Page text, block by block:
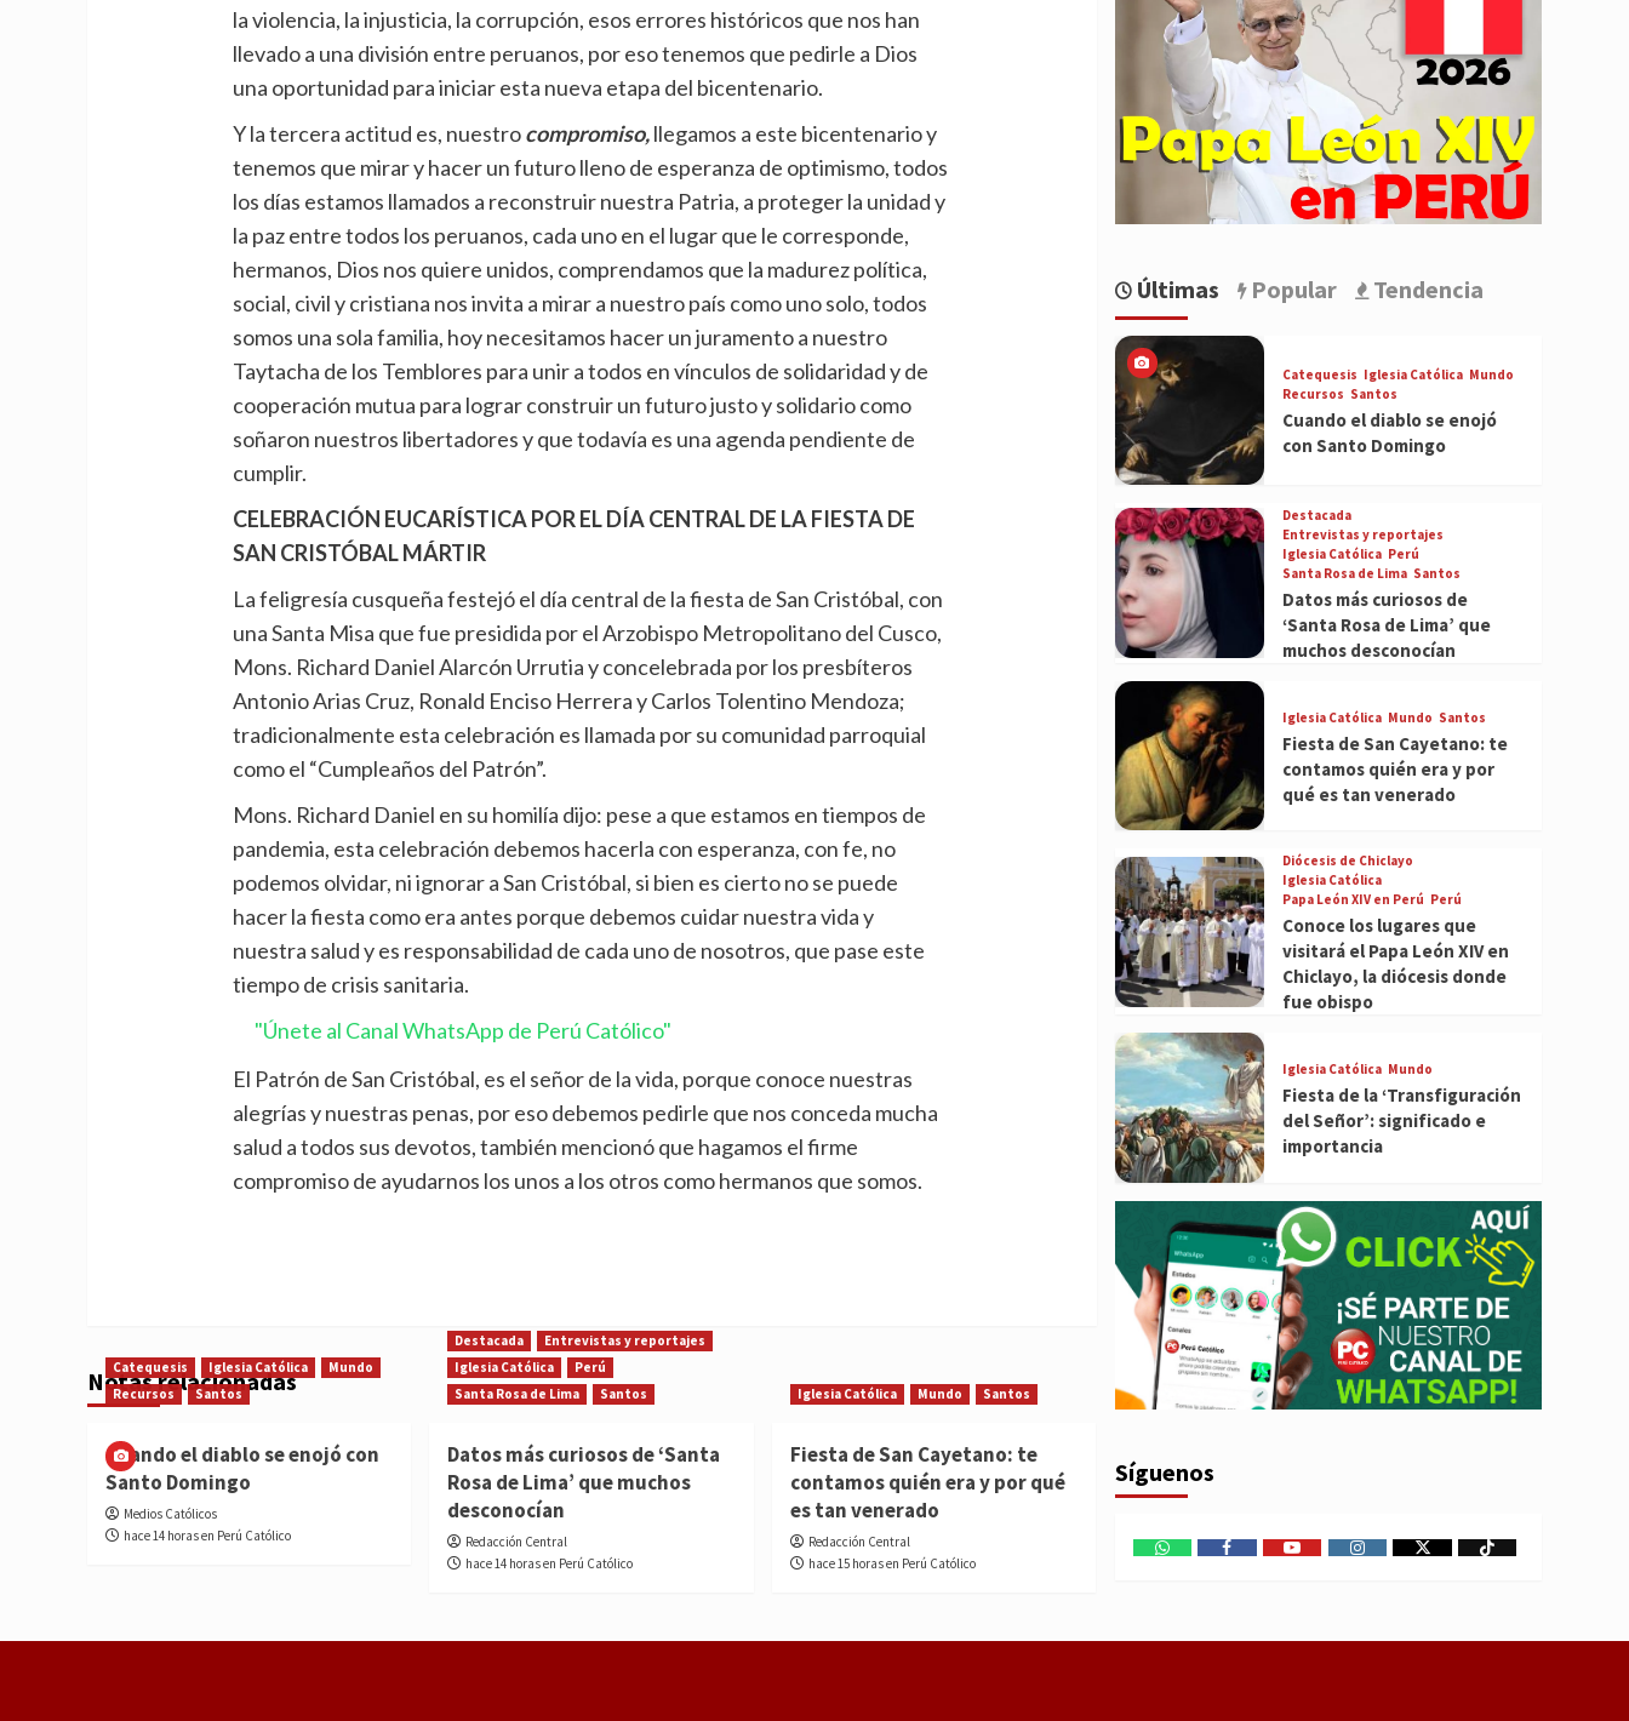
la violencia, la injusticia, la corrupción, esos errores históricos que nos han
llevado a una división entre peruanos, por eso tenemos que pedirle a Dios
una oportunidad para iniciar esta nueva etapa del bicentenario.
Y la tercera actitud es, nuestrocompromiso,llegamos a este bicentenario y
tenemos que mirar y hacer un futuro lleno de esperanza de optimismo, todos
los días estamos llamados a reconstruir nuestra Patria, a proteger la unidad y
la paz entre todos los peruanos, cada uno en el lugar que le corresponde,
hermanos, Dios nos quiere unidos, comprendamos que la madurez política,
social, civil y cristiana nos invita a mirar a nuestro país como uno solo, todos
somos una sola familia, hoy necesitamos hacer un juramento a nuestro
Taytacha de los Temblores para unir a todos en vínculos de solidaridad y de
cooperación mutua para lograr construir un futuro justo y solidario como
soñaron nuestros libertadores y que todavía es una agenda pendiente de
cumplir.
CELEBRACIÓN EUCARÍSTICA POR EL DÍA CENTRAL DE LA FIESTA DE
SAN CRISTÓBAL MÁRTIR
La feligresía cusqueña festejó el día central de la fiesta de San Cristóbal, con
una Santa Misa que fue presidida por el Arzobispo Metropolitano del Cusco,
Mons. Richard Daniel Alarcón Urrutia y concelebrada por los presbíteros
Antonio Arias Cruz, Ronald Enciso Herrera y Carlos Tolentino Mendoza;
tradicionalmente esta celebración es llamada por su comunidad parroquial
como el “Cumpleaños del Patrón”.
Mons. Richard Daniel en su homilía dijo: pese a que estamos en tiempos de
pandemia, esta celebración debemos hacerla con esperanza, con fe, no
podemos olvidar, ni ignorar a San Cristóbal, si bien es cierto no se puede
hacer la fiesta como era antes porque debemos cuidar nuestra vida y
nuestra salud y es responsabilidad de cada uno de nosotros, que pase este
tiempo de crisis sanitaria.
"Únete al Canal WhatsApp de Perú Católico"
El Patrón de San Cristóbal, es el señor de la vida, porque conoce nuestras
alegrías y nuestras penas, por eso debemos pedirle que nos conceda mucha
salud a todos sus devotos, también mencionó que hagamos el firme
compromiso de ayudarnos los unos a los otros como hermanos que somos.
Notas relacionadas
Catequesis Iglesia Católica
Mundo
Recursos
Santos
Cuando el diablo se enojó con
Santo Domingo
Medios Católicos
hace 14 horas en Perú Católico
Destacada
Entrevistas y reportajes
Iglesia Católica
Perú
Santa Rosa de Lima
Santos
Datos más curiosos de ‘Santa
Rosa de Lima’ que muchos
desconocían
Redacción Central
hace 14 horas en Perú Católico
Iglesia Católica Mundo Santos
Fiesta de San Cayetano: te
contamos quién era y por qué
es tan venerado
Redacción Central
hace 15 horas en Perú Católico
Últimas Popular Tendencia
Catequesis Iglesia Católica Mundo
Recursos Santos
Cuando el diablo se enojó
con Santo Domingo
Destacada
Entrevistas y reportajes
Iglesia Católica Perú
Santa Rosa de Lima Santos
Datos más curiosos de
‘Santa Rosa de Lima’ que
muchos desconocían
Iglesia Católica Mundo Santos
Fiesta de San Cayetano: te
contamos quién era y por
qué es tan venerado
Diócesis de Chiclayo
Iglesia Católica
Papa León XIV en Perú Perú
Conoce los lugares que
visitará el Papa León XIV en
Chiclayo, la diócesis donde
fue obispo
Iglesia Católica Mundo
Fiesta de la ‘Transfiguración
del Señor’: significado e
importancia
Síguenos
WhatsAppFacebookYoutubeInstagram
X TikTok